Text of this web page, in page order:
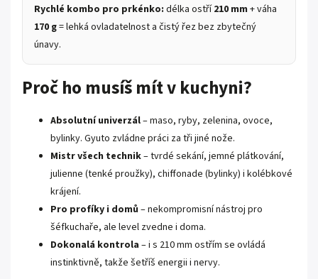
Rychlé kombo pro prkénko: délka ostří210 mm + váha
170 g= lehká ovladatelnost a čistý řez bez zbytečný
únavy.
Proč ho musíš mít v kuchyni?
Absolutní univerzál– maso, ryby, zelenina, ovoce,
bylinky. Gyuto zvládne práci za tři jiné nože.
Mistr všech technik– tvrdé sekání, jemné plátkování,
julienne (tenké proužky), chiffonade (bylinky) i kolébkové
krájení.
Pro profíky i domů – nekompromisní nástroj pro
šéfkuchaře, ale level zvedne i doma.
Dokonalá kontrola – i s 210 mm ostřím se ovládá
instinktivně, takže šetříš energii i nervy.